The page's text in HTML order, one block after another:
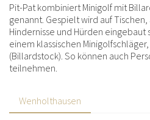
Pit-Pat kombiniert Minigolf mit
genannt. Gespielt wird auf
Hindernisse und Hürden
einem klassischen
(Billardstock). So können auch
teilnehmen.
Wenholthausen